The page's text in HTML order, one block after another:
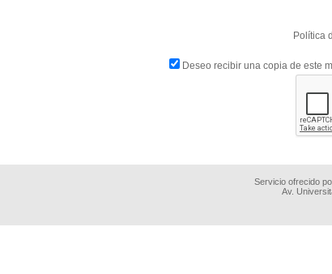
Política
Deseo recibir una copia de este
Servicio ofrecido
Av.